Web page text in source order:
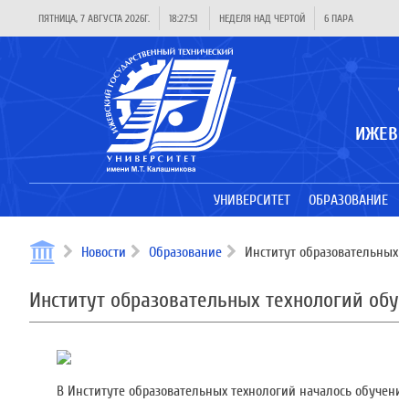
ПЯТНИЦА, 7 АВГУСТА 2026Г. 18:27:51 НЕДЕЛЯ НАД ЧЕРТОЙ 6 ПАРА
УНИВЕРСИТЕТ ОБРАЗОВАНИЕ
Новости Образование Институт
Институт образовательных технологий
В Институте образовательных технологий началось